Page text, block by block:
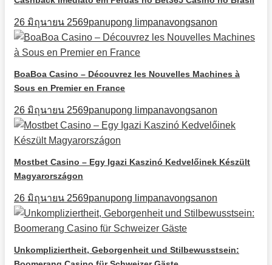
26 มิถุนายน 2569panupong limpanavongsanon
BoaBoa Casino – Découvrez les Nouvelles Machines à
Sous en Premier en France
26 มิถุนายน 2569panupong limpanavongsanon
Mostbet Casino – Egy Igazi Kaszinó Kedvelőinek Készült
Magyarországon
26 มิถุนายน 2569panupong limpanavongsanon
Unkompliziertheit, Geborgenheit und Stilbewusstsein: